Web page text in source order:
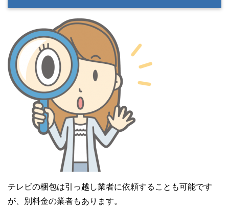
テレビの梱包は引っ越し業者に依頼することも可能です
が、別料金の業者もあります。